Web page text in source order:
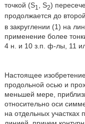
точкой (S1 , S2)
продолжается до
в закруглении (1) на
применение более
4 н. и 10 з.п. ф-лы, 11
Настоящее
продольной осью и
меньшей мере,
относительно оси
на отдельных